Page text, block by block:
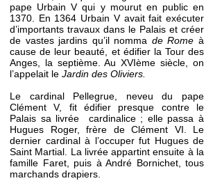
pape Urbain V qui y mourut en public en
1370. En 1364 Urbain V avait fait exécuter
d’importants travaux dans le Palais et créer
de vastes jardins qu’il nomma de Rome à
cause de leur beauté, et édifier la Tour des
Anges, la septième. Au XVIème siècle, on
l’appelait le Jardin des Oliviers.
Le cardinal Pellegrue, neveu du pape
Clément V, fit édifier presque contre le
Palais sa livrée cardinalice ; elle passa à
Hugues Roger, frère de Clément VI. Le
dernier cardinal à l’occuper fut Hugues de
Saint Martial . La livrée appartint ensuite à la
famille Faret, puis à André Bornichet, tous
marchands drapiers.